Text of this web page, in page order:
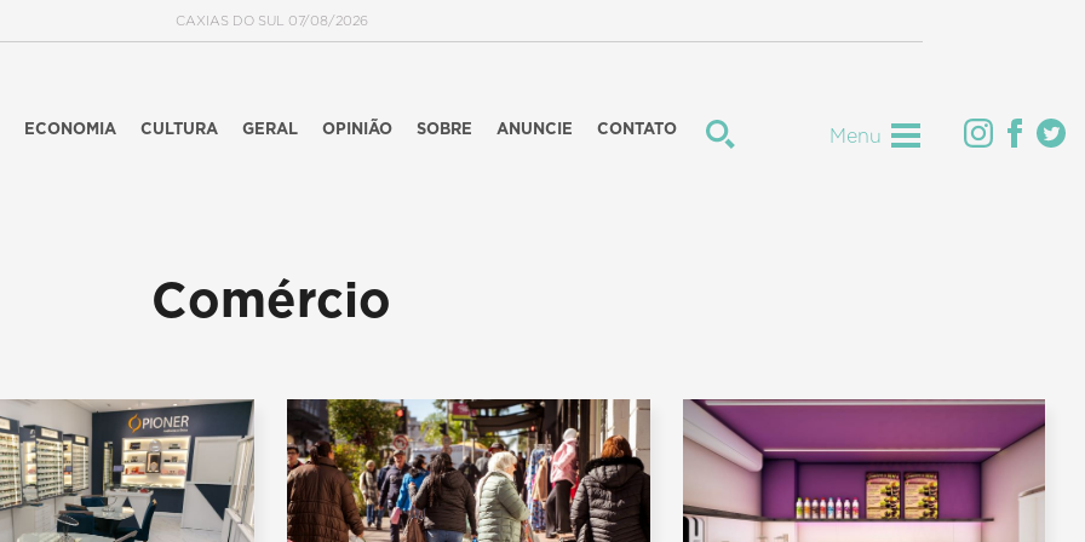
CAXIAS DO SUL 07/08/2026
ECONOMIA CULTURA GERAL OPINIÃO SOBRE ANUNCIE CONTATO Menu
Comércio